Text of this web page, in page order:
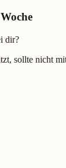
dir?
sollte nicht